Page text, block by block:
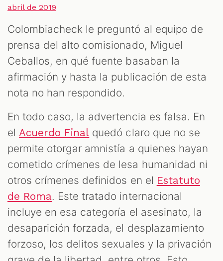
abril de 2019
Colombiacheck le preguntó al equipo de
prensa del alto comisionado, Miguel
Ceballos, en qué fuente basaban la
afirmación y hasta la publicación de esta
nota no han respondido.
En todo caso, la advertencia es falsa. En
el Acuerdo Final quedó claro que no se
permite otorgar amnistía a quienes hayan
cometido crímenes de lesa humanidad ni
otros crímenes definidos en el Estatuto
de Roma. Este tratado internacional
incluye en esa categoría el asesinato, la
desaparición forzada, el desplazamiento
forzoso, los delitos sexuales y la privación